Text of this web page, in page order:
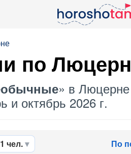
по
» в
и октябрь 2026 г.
1 чел. По